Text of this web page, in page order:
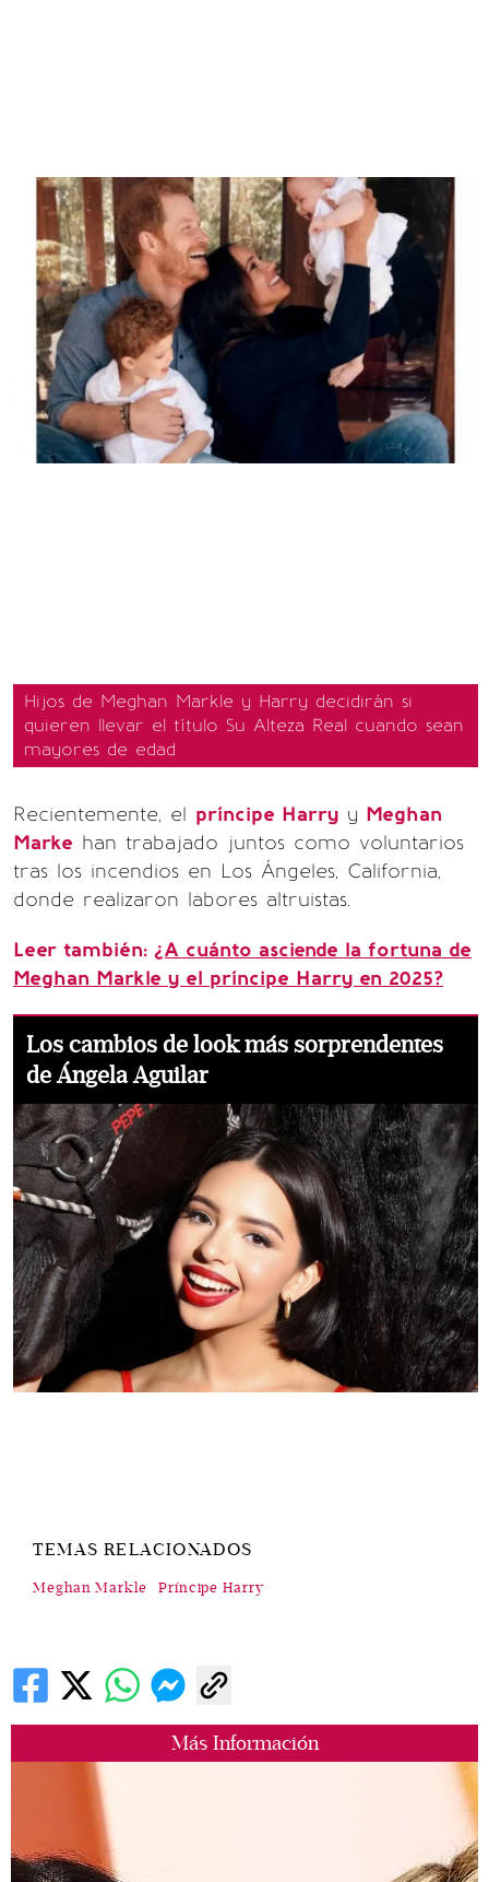
Más Información
Hijos de Meghan Markle y Harry decidirán si
quieren llevar el título Su Alteza Real cuando sean
mayores de edad
Recientemente, el príncipe Harry y Meghan
Marke han trabajado juntos como voluntarios
tras los incendios en Los Ángeles, California,
donde realizaron labores altruistas.
Leer también: ¿A cuánto asciende la fortuna de
Meghan Markle y el príncipe Harry en 2025?
Los cambios de look más sorprendentes
de Ángela Aguilar
TEMAS RELACIONADOS
Meghan Markle Príncipe Harry